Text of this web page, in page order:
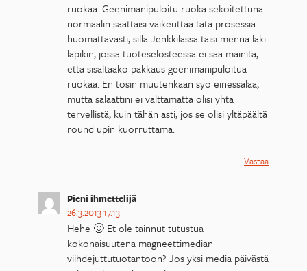
ruokaa. Geenimanipuloitu ruoka sekoitettuna
normaalin saattaisi vaikeuttaa tätä prosessia
huomattavasti, sillä Jenkkilässä taisi mennä laki
läpikin, jossa tuoteselosteessa ei saa mainita,
että sisältääkö pakkaus geenimanipuloitua
ruokaa. En tosin muutenkaan syö einessälää,
mutta salaattini ei välttämättä olisi yhtä
tervellistä, kuin tähän asti, jos se olisi yltäpäältä
round upin kuorruttama.
Vastaa
Pieni ihmettelijä
26.3.2013 17.13
Hehe 🙂 Et ole tainnut tutustua
kokonaisuutena magneettimedian
viihdejuttutuotantoon? Jos yksi media päivästä